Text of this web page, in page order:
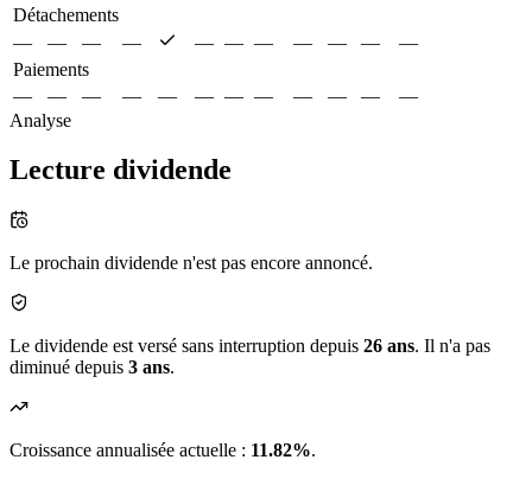
Détachements
—
— — — — — — — — —
—
Paiements
—
— — — — — — — — — —
—
Analyse
Lecture dividende
Le prochain dividende n'est pas encore annoncé.
Le dividende est versé sans interruption depuis 26 ans. Il n'a pas
diminué depuis 3 ans.
Croissance annualisée actuelle : 11.82%.